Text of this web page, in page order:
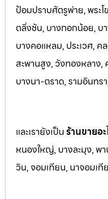
ป้อมปราบศัตรูพ่าย, พระ
ตลิ่งชัน, บางกอกน้อย, บ
บางคอแหลม, ประเวศ, ค
สะพานสูง, วังทองหลาง,
บางนา-ตราด,รามอินทร
และเรายังเป็นร้านขายอ
หนองใหญ่, บางละมุง, พ
วิน, จอมเทียน, นาจอมเ